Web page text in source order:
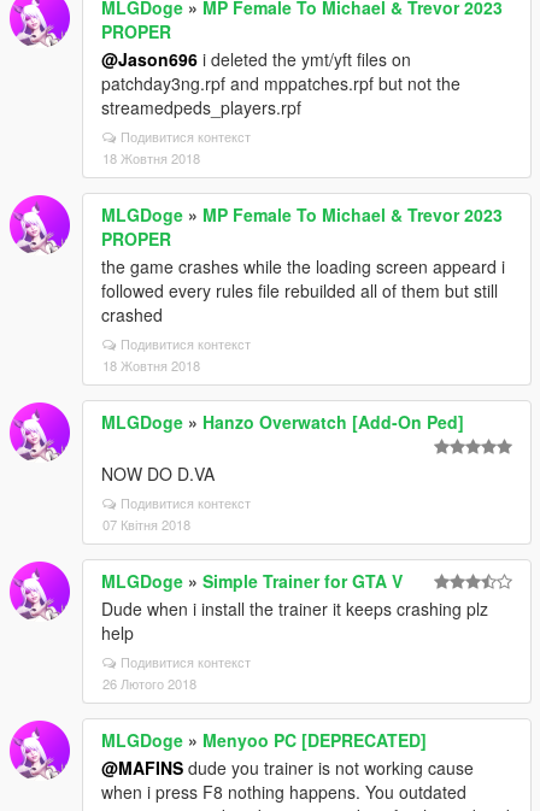
MLGDoge » MP Female To Michael & Trevor 2023
PROPER
@Jason696 i deleted the ymt/yft files on
patchday3ng.rpf and mppatches.rpf but not the
streamedpeds_players.rpf
Подивитися контекст
18 Жовтня 2018
MLGDoge » MP Female To Michael & Trevor 2023
PROPER
the game crashes while the loading screen appeard i
followed every rules file rebuilded all of them but still
crashed
Подивитися контекст
18 Жовтня 2018
MLGDoge » Hanzo Overwatch [Add-On Ped]
NOW DO D.VA
Подивитися контекст
07 Квітня 2018
MLGDoge » Simple Trainer for GTA V
Dude when i install the trainer it keeps crashing plz
help
Подивитися контекст
26 Лютого 2018
MLGDoge » Menyoo PC [DEPRECATED]
@MAFINS dude you trainer is not working cause
when i press F8 nothing happens. You outdated